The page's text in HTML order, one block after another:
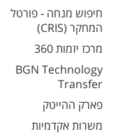
חיפוש מנחה - פורטל
המחקר (CRIS)
מרכז יזמות 360
BGN Technology
Transfer
פארק ההייטק
משרות אקדמיות